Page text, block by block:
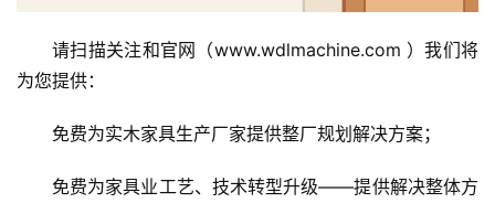
请扫描关注和官网（www.wdlmachine.com ）我们将
为您提供：
免费为实木家具生产厂家提供整厂规划解决方案；
免费为家具业工艺、技术转型升级——提供解决整体方